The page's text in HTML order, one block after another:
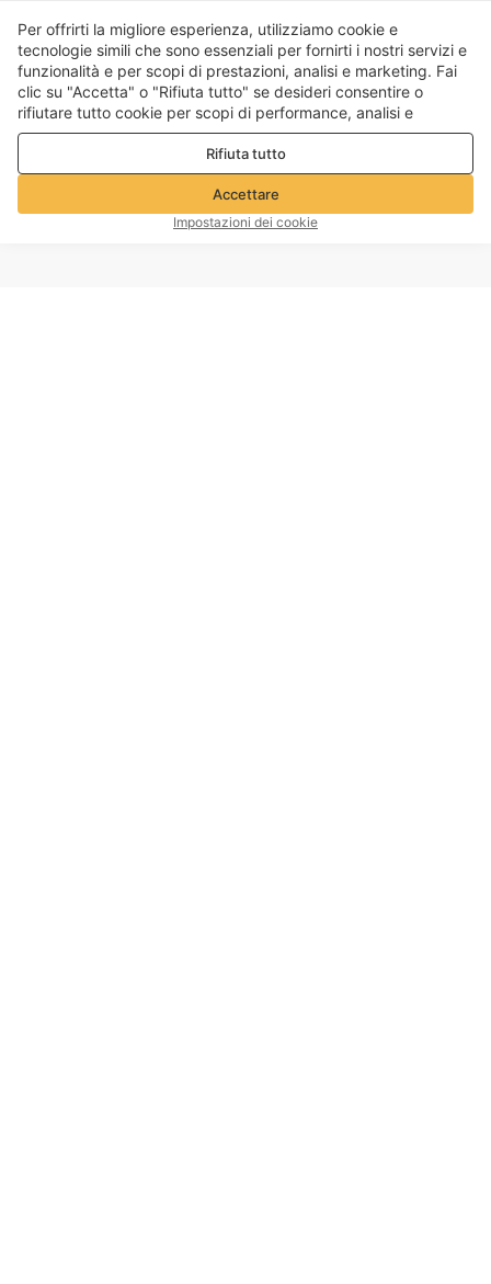
Per offrirti la migliore esperienza, utilizziamo cookie e
tecnologie simili che sono essenziali per fornirti i nostri servizi e
funzionalità e per scopi di prestazioni, analisi e marketing. Fai
clic su "Accetta" o "Rifiuta tutto" se desideri consentire o
rifiutare tutto cookie per scopi di performance, analisi e
marketing. Per maggiori dettagli consultare la nostraPolitica
Rifiuta tutto
Accettare
Impostazioni dei cookie